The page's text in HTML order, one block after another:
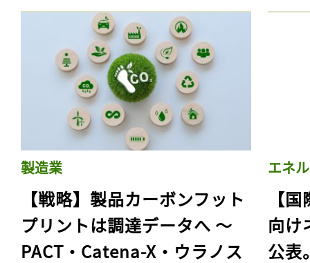
製造業
【戦略】製品カーボンフット
プリントは調達データへ 〜
PACT・Catena-X・ウラノス
エネ
【
向け
公表